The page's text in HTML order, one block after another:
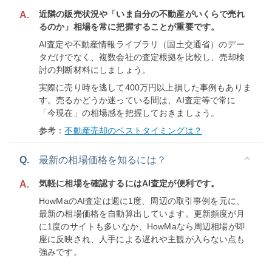
A.
近隣の販売状況や「いま自分の不動産がいくらで売れ
るのか」相場を常に把握することが重要です。
AI査定や不動産情報ライブラリ（国土交通省）のデー
タだけでなく、複数会社の査定根拠を比較し、売却検
討の判断材料にしましょう。
実際に売り時を逃して400万円以上損した事例もありま
す。売るかどうか迷っている間は、AI査定等で常に
「今現在」の相場感を把握しておきましょう。
参考：不動産売却のベストタイミングは？
Q. 最新の相場価格を知るには？
A.
気軽に相場を確認するにはAI査定が便利です。
HowMaのAI査定は週に1度、周辺の取引事例を元に、
最新の相場価格を自動算出しています。更新頻度が月
に1度のサイトも多いなか、HowMaなら周辺相場が即
座に反映され、人手による遅れや主観が入らない点も
強みです。